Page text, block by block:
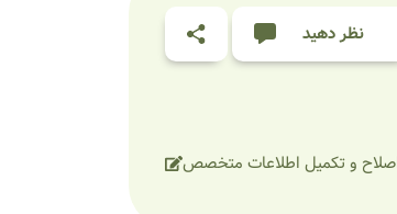
نظر دهید
و تکمیل اطلاعات متخصص